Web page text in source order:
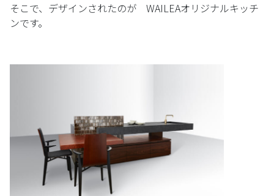
そこで、デザインされたのが WAILEAオリジナルキッチ
ンです。